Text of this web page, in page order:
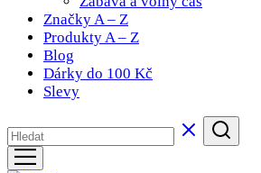
Značky A – Z
Produkty A – Z
Blog
Dárky do 100 Kč
Slevy